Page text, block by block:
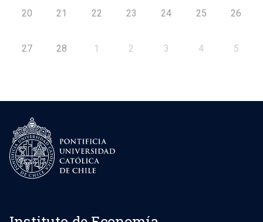
20 21 22 23 24 25 26
27 28 1 2 3 4 5